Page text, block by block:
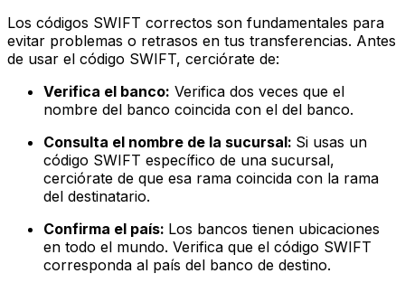
Los códigos SWIFT correctos son fundamentales para
evitar problemas o retrasos en tus transferencias. Antes
de usar el código SWIFT, cerciórate de:
Verifica el banco: Verifica dos veces que el
nombre del banco coincida con el del banco.
Consulta el nombre de la sucursal: Si usas un
código SWIFT específico de una sucursal,
cerciórate de que esa rama coincida con la rama
del destinatario.
Confirma el país: Los bancos tienen ubicaciones
en todo el mundo. Verifica que el código SWIFT
corresponda al país del banco de destino.